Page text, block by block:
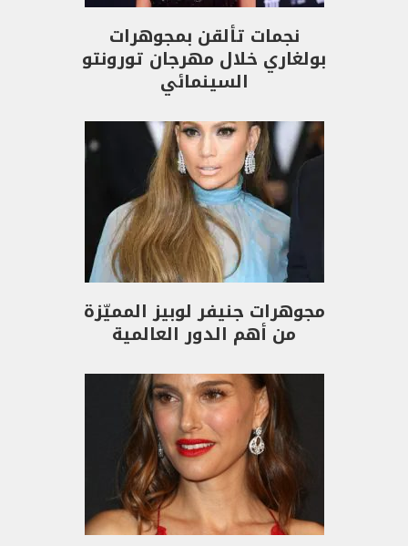
نجمات تألقن بمجوهرات
بولغاري خلال مهرجان تورونتو
السينمائي
مجوهرات جنيفر لوبيز المميّزة
من أهم الدور العالمية